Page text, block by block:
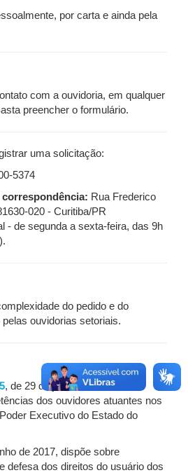
por carta e ainda pela
com a ouvidoria, em qualquer
preencher o formulário.
uma solicitação:
5374
correspondência: Rua Frederico
020 - Curitiba/PR
- de segunda a sexta-feira, das 9h
do pedido e do
ouvidorias setoriais.
, de 29 de janeiro de 2015,
dos ouvidores atuantes nos
Executivo do Estado do
de 2017, dispõe sobre
defesa dos direitos do usuário dos